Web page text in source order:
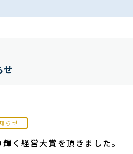
せ
らせ
く経営大賞を頂きました。